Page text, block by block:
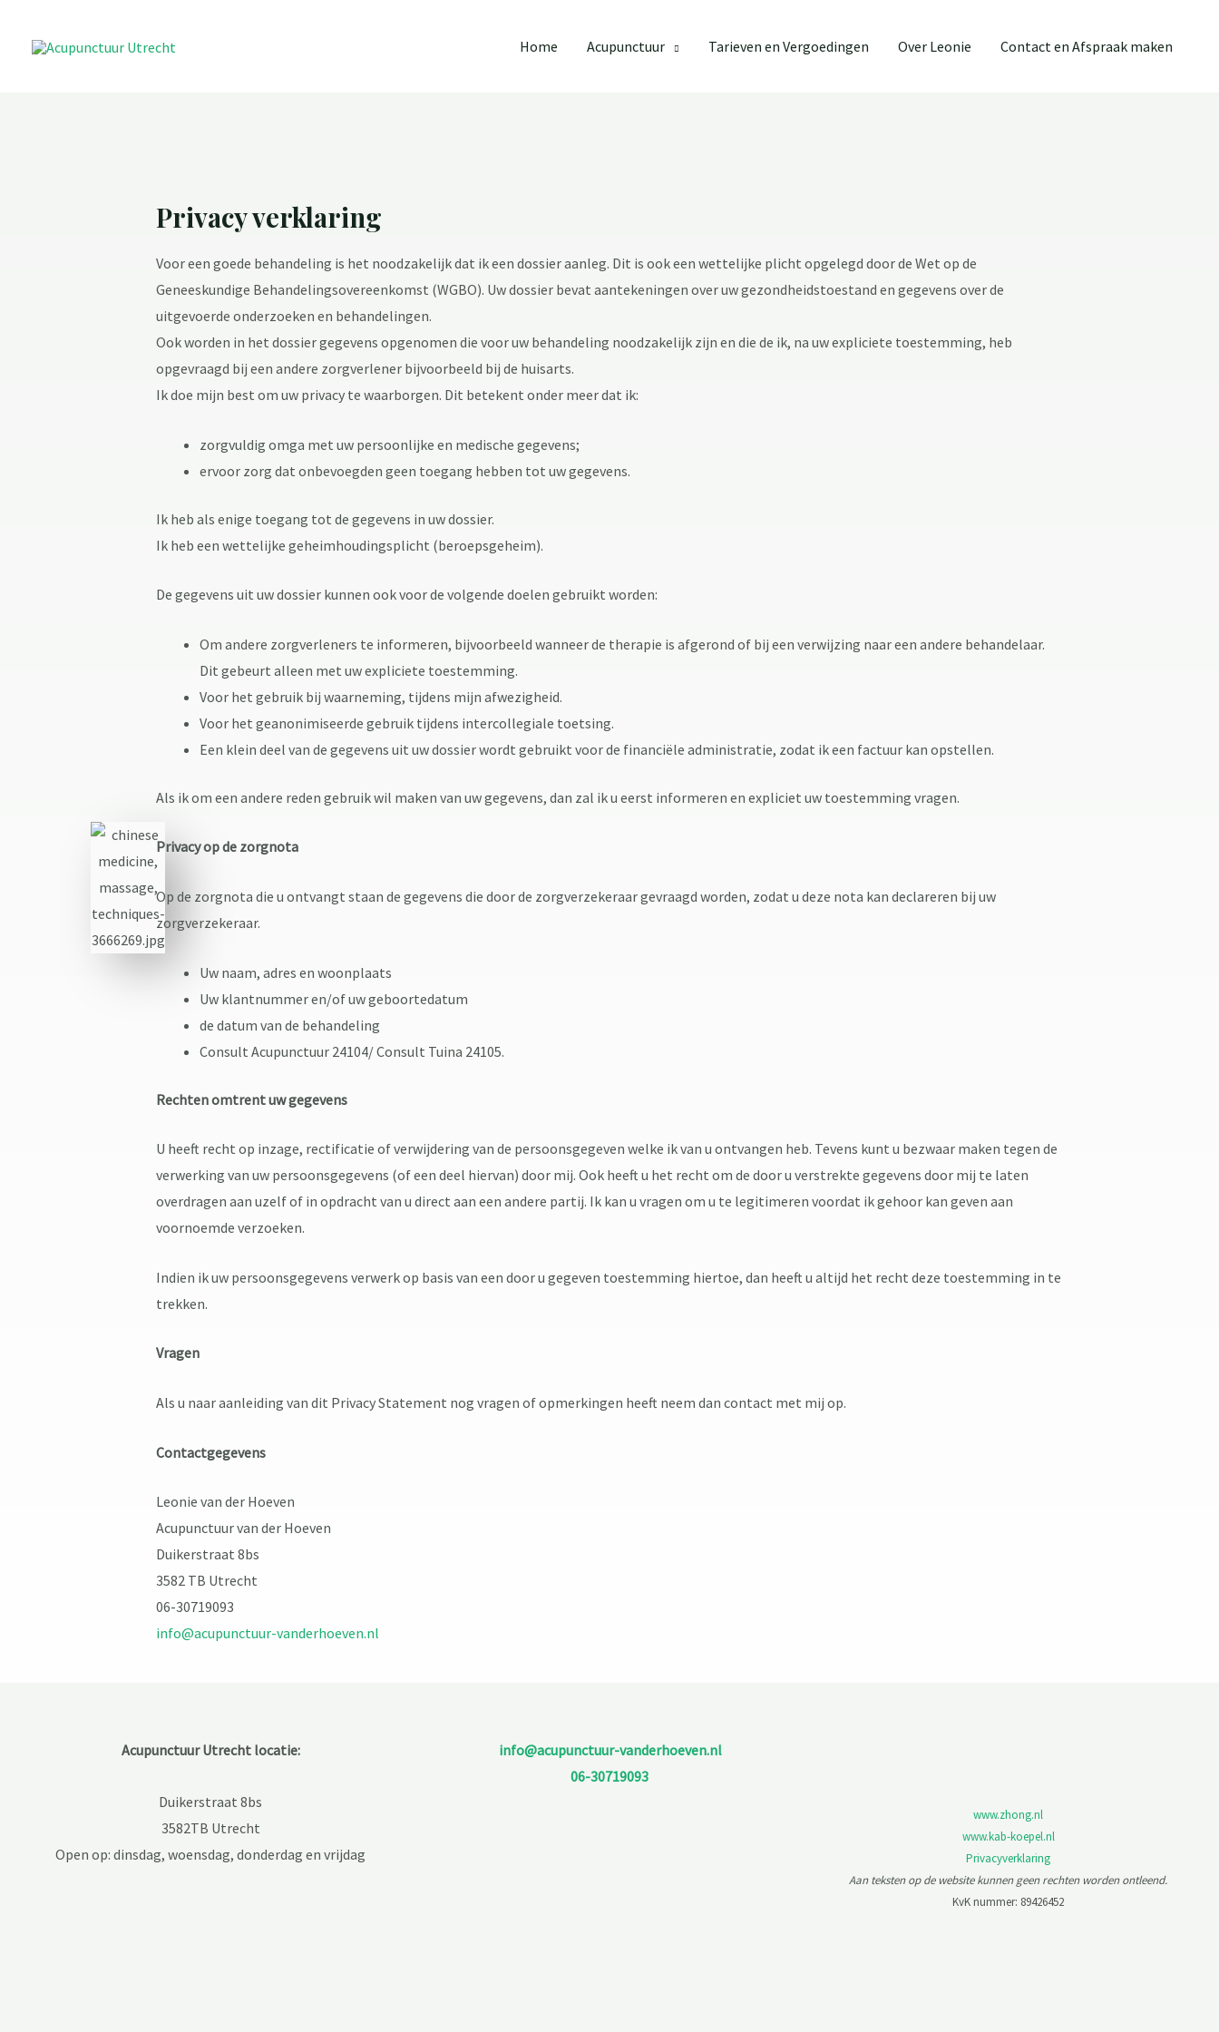
Home Acupunctuur Tarieven en Vergoedingen Over Leonie Contact en Afspraak maken
Privacy verklaring
Voor een goede behandeling is het noodzakelijk dat ik een dossier aanleg. Dit is ook een wettelijke plicht opgelegd door de Wet op de
Geneeskundige Behandelingsovereenkomst (WGBO). Uw dossier bevat aantekeningen over uw gezondheidstoestand en gegevens over de
uitgevoerde onderzoeken en behandelingen.
Ook worden in het dossier gegevens opgenomen die voor uw behandeling noodzakelijk zijn en die de ik, na uw expliciete toestemming, heb
opgevraagd bij een andere zorgverlener bijvoorbeeld bij de huisarts.
Ik doe mijn best om uw privacy te waarborgen. Dit betekent onder meer dat ik:
zorgvuldig omga met uw persoonlijke en medische gegevens;
ervoor zorg dat onbevoegden geen toegang hebben tot uw gegevens.
Ik heb als enige toegang tot de gegevens in uw dossier.
Ik heb een wettelijke geheimhoudingsplicht (beroepsgeheim).
De gegevens uit uw dossier kunnen ook voor de volgende doelen gebruikt worden:
Om andere zorgverleners te informeren, bijvoorbeeld wanneer de therapie is afgerond of bij een verwijzing naar een andere behandelaar.
Dit gebeurt alleen met uw expliciete toestemming.
Voor het gebruik bij waarneming, tijdens mijn afwezigheid.
Voor het geanonimiseerde gebruik tijdens intercollegiale toetsing.
Een klein deel van de gegevens uit uw dossier wordt gebruikt voor de financiële administratie, zodat ik een factuur kan opstellen.
Als ik om een andere reden gebruik wil maken van uw gegevens, dan zal ik u eerst informeren en expliciet uw toestemming vragen.
Privacy op de zorgnota
Op de zorgnota die u ontvangt staan de gegevens die door de zorgverzekeraar gevraagd worden, zodat u deze nota kan declareren bij uw
zorgverzekeraar.
Uw naam, adres en woonplaats
Uw klantnummer en/of uw geboortedatum
de datum van de behandeling
Consult Acupunctuur 24104/ Consult Tuina 24105.
Rechten omtrent uw gegevens
U heeft recht op inzage, rectificatie of verwijdering van de persoonsgegeven welke ik van u ontvangen heb. Tevens kunt u bezwaar maken tegen de
verwerking van uw persoonsgegevens (of een deel hiervan) door mij. Ook heeft u het recht om de door u verstrekte gegevens door mij te laten
overdragen aan uzelf of in opdracht van u direct aan een andere partij. Ik kan u vragen om u te legitimeren voordat ik gehoor kan geven aan
voornoemde verzoeken.
Indien ik uw persoonsgegevens verwerk op basis van een door u gegeven toestemming hiertoe, dan heeft u altijd het recht deze toestemming in te
trekken.
Vragen
Als u naar aanleiding van dit Privacy Statement nog vragen of opmerkingen heeft neem dan contact met mij op.
Contactgegevens
Leonie van der Hoeven
Acupunctuur van der Hoeven
Duikerstraat 8bs
3582 TB Utrecht
06-30719093
info@acupunctuur-vanderhoeven.nl
Acupunctuur Utrecht locatie:
Duikerstraat 8bs
3582TB Utrecht
Open op: dinsdag, woensdag, donderdag en vrijdag
info@acupunctuur-vanderhoeven.nl
06-30719093
www.zhong.nl
www.kab-koepel.nl
Privacyverklaring
Aan teksten op de website kunnen geen rechten worden ontleend.
KvK nummer: 89426452